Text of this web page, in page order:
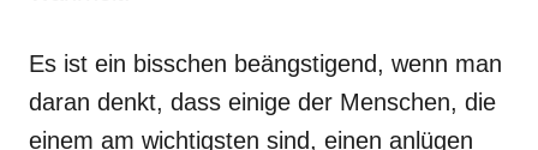
Es ist ein bisschen beängstigend, wenn man
daran denkt, dass einige der Menschen, die
einem am wichtigsten sind, einen anlügen